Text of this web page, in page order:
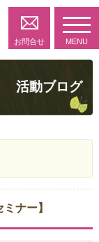
お問合せ MENU
活動ブログ
ナー】